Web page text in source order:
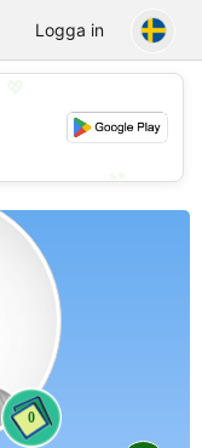
Logga in
0